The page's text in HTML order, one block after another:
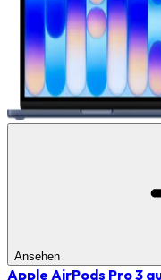
Ansehen
Apple AirPods Pro 3